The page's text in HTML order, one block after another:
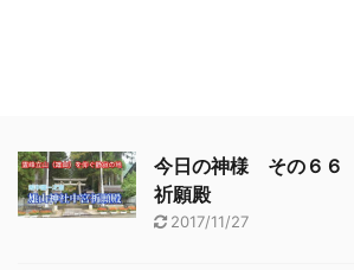
今日の神様 その６６
祈願殿
2017/11/27